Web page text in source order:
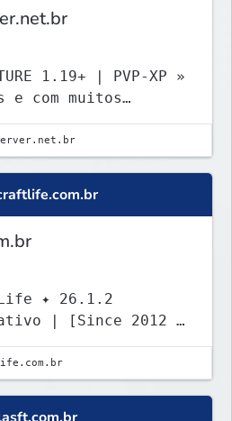
1.19+ | PVP-XP »
e com muitos
/vip
✦ 26.1.2
| [Since 2012 -